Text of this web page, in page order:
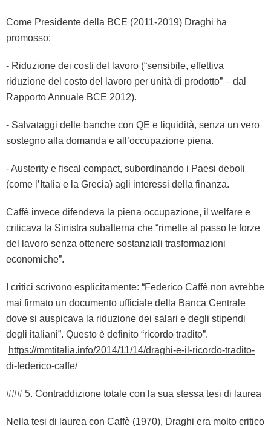
Come Presidente della BCE (2011-2019) Draghi ha
promosso:
- Riduzione dei costi del lavoro (“sensibile, effettiva
riduzione del costo del lavoro per unità di prodotto” – dal
Rapporto Annuale BCE 2012).
- Salvataggi delle banche con QE e liquidità, senza un vero
sostegno alla domanda e all’occupazione piena.
- Austerity e fiscal compact, subordinando i Paesi deboli
(come l’Italia e la Grecia) agli interessi della finanza.
Caffè invece difendeva la piena occupazione, il welfare e
criticava la Sinistra subalterna che “rimette al passo le forze
del lavoro senza ottenere sostanziali trasformazioni
economiche”.
I critici scrivono esplicitamente: “Federico Caffè non avrebbe
mai firmato un documento ufficiale della Banca Centrale
dove si auspicava la riduzione dei salari e degli stipendi
degli italiani”. Questo è definito “ricordo tradito”.
https://mmtitalia.info/2014/11/14/draghi-e-il-ricordo-tradito-
di-federico-caffe/
### 5. Contraddizione totale con la sua stessa tesi di laurea
Nella tesi di laurea con Caffè (1970), Draghi era molto critico